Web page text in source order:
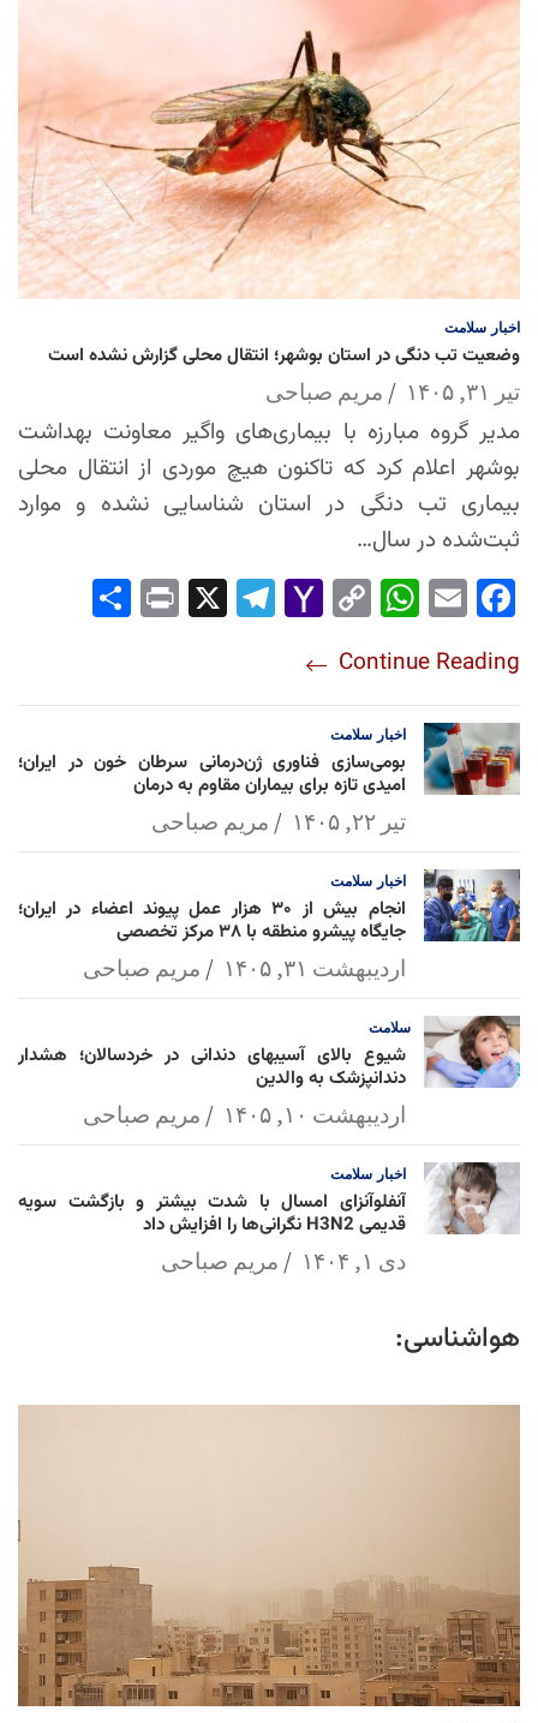
اخبار سلامت
وضعیت تب دنگی در استان بوشهر؛ انتقال محلی گزارش نشده است
تیر ۳۱, ۱۴۰۵ مریم صباحی
مدیر گروه مبارزه با بیماری‌های واگیر معاونت بهداشت
بوشهر اعلام کرد که تاکنون هیچ موردی از انتقال محلی
بیماری تب دنگی در استان شناسایی نشده و موارد
ثبت‌شده در سال…
Fac
ok
Em
Wh
Ap
p
Co
Lin
k
Yah
l
Tel
Pri
Continue Reading
اخبار سلامت
بومی‌سازی فناوری ژن‌درمانی سرطان خون در ایران؛
امیدی تازه برای بیماران مقاوم به درمان
تیر ۲۲, ۱۴۰۵ مریم صباحی
اخبار سلامت
انجام بیش از ۳۰ هزار عمل پیوند اعضاء در ایران؛
جایگاه پیشرو منطقه با ۳۸ مرکز تخصصی
اردیبهشت ۳۱, ۱۴۰۵ مریم صباحی
سلامت
شیوع بالای آسیبهای دندانی در خردسالان؛ هشدار
دندانپزشک به والدین
اردیبهشت ۱۰, ۱۴۰۵ مریم صباحی
اخبار سلامت
آنفلوآنزای امسال با شدت بیشتر و بازگشت سویه
قدیمی H3N2 نگرانی‌ها را افزایش داد
دی ۱, ۱۴۰۴ مریم صباحی
هواشناسی: